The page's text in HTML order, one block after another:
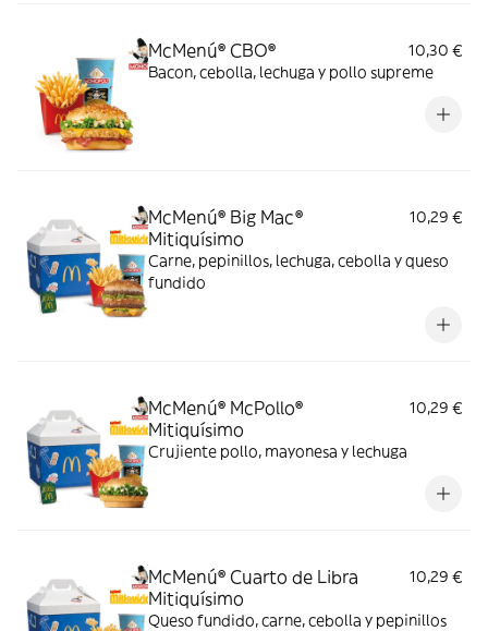
McMenú® CBO®
10,30 €
Bacon, cebolla, lechuga y pollo supreme
McMenú® Big Mac®
Mitiquísimo
10,29 €
Carne, pepinillos, lechuga, cebolla y queso
fundido
McMenú® McPollo®
Mitiquísimo
10,29 €
Crujiente pollo, mayonesa y lechuga
McMenú® Cuarto de Libra
Mitiquísimo
10,29 €
Queso fundido, carne, cebolla y pepinillos